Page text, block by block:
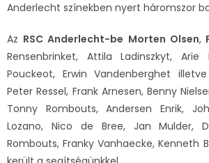
Anderlecht színekben nyert háromszor
Az RSC Anderlecht-be Morten Olsen,
Rensenbrinket, Attila Ladinszkyt,
Pouckeot, Erwin Vandenberghet
Peter Ressel, Frank Arnesen, Benny
Tonny Rombouts, Andersen Enrik,
Lozano, Nico de Bree, Jan Mulder,
Rombouts, Franky Vanhaecke, Kenneth